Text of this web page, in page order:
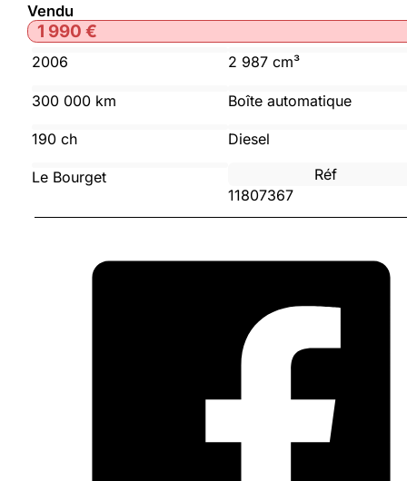
Vendu
1 990€
2006 2 987 cm³
300 000 km Boîte automatique
190 ch Diesel
Le Bourget
Réf
11807367